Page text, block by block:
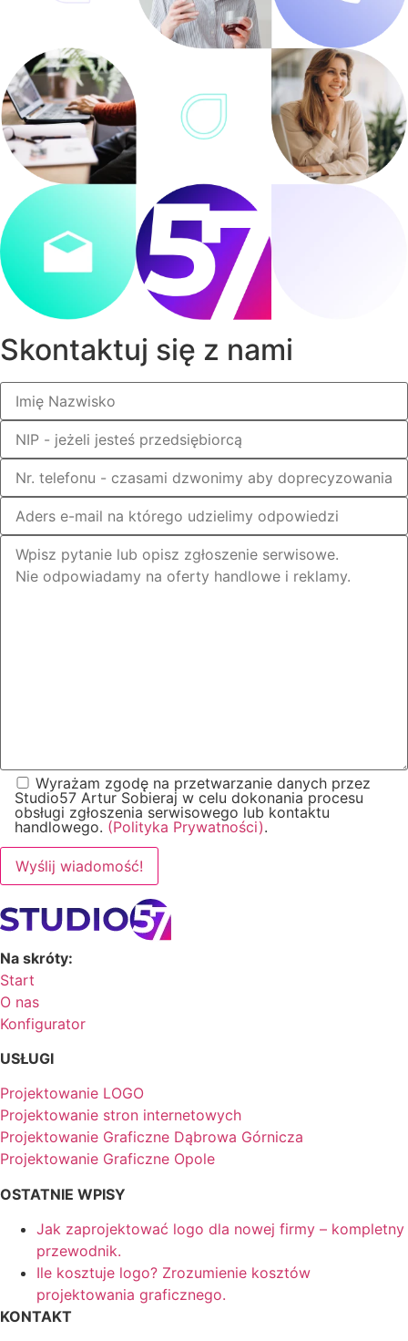
Skontaktuj się z nami
Wyrażam zgodę na przetwarzanie danych przez
Studio57 Artur Sobieraj w celu dokonania procesu
obsługi zgłoszenia serwisowego lub kontaktu
handlowego. (Polityka Prywatności).
Na skróty:
Start
O nas
Konfigurator
USŁUGI
Projektowanie LOGO
Projektowanie stron internetowych
Projektowanie Graficzne Dąbrowa Górnicza
Projektowanie Graficzne Opole
OSTATNIE WPISY
Jak zaprojektować logo dla nowej firmy – kompletny
przewodnik.
Ile kosztuje logo? Zrozumienie kosztów
projektowania graficznego.
KONTAKT